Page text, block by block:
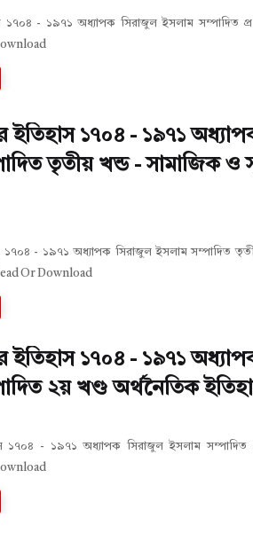
১৭০৪ - ১৯৭১ অধ্যাপক সিরাজুল ইসলাম সম্পাদিত
ইতিহাস ১৭০৪ - ১৯৭১
তৃতীয় খন্ড - সামাজিক ও
১৭০৪ - ১৯৭১ অধ্যাপক সিরাজুল ইসলাম সম্পাদিত
Or Download
ইতিহাস ১৭০৪ - ১৯৭১
২য় খণ্ড অর্থনৈতিক
১৭০৪ - ১৯৭১ অধ্যাপক সিরাজুল ইসলাম সম্পাদিত